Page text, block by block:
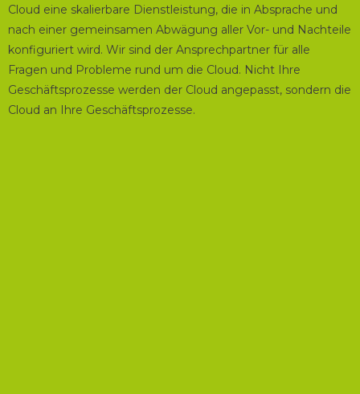
Cloud eine skalierbare Dienstleistung, die in Absprache und
nach einer gemeinsamen Abwägung aller Vor- und Nachteile
konfiguriert wird. Wir sind der Ansprechpartner für alle
Fragen und Probleme rund um die Cloud. Nicht Ihre
Geschäftsprozesse werden der Cloud angepasst, sondern die
Cloud an Ihre Geschäftsprozesse.